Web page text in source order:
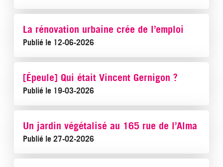
La rénovation urbaine crée de l’emploi
Publié le 12-06-2026
[Épeule] Qui était Vincent Gernigon ?
Publié le 19-03-2026
Un jardin végétalisé au 165 rue de l’Alma
Publié le 27-02-2026